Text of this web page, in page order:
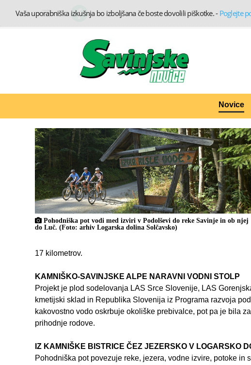
Novice
Pohodniška pot vodi med izviri v Podolševi do reke Savinje in ob njej
do Luč. (Foto: arhiv Logarska dolina Solčavsko)
17 kilometrov.
KAMNIŠKO-SAVINJSKE ALPE NARAVNI VODNI STOLP
Projekt je plod sodelovanja LAS Srce Slovenije, LAS
kmetijski sklad in Republika Slovenija iz Programa razvoja
kakovostno vodo oskrbuje okoliške prebivalce, pot pa je bila
prihodnje rodove.
IZ KAMNIŠKE BISTRICE ČEZ JEZERSKO V LOGARSKO
Pohodniška pot povezuje reke, jezera, vodne izvire, potoke
Vaša uporabniška izkušnja bo izboljšana če boste dovolili piškotke.- Poglejte